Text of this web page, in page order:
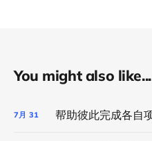
You might also like...
7月 31